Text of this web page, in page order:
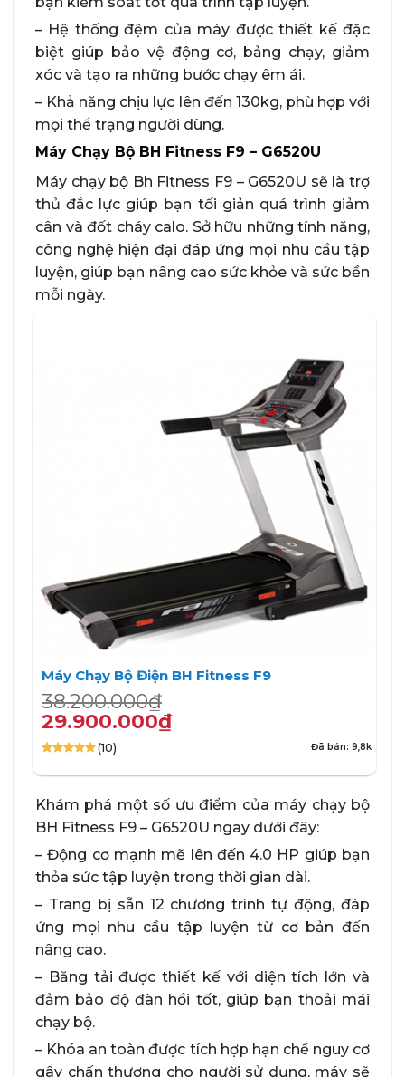
– Hệ thống đệm của máy được thiết kế đặc
biệt giúp bảo vệ động cơ, bảng chạy, giảm
xóc và tạo ra những bước chạy êm ái.
– Khả năng chịu lực lên đến 130kg, phù hợp với
mọi thể trạng người dùng.
Máy Chạy Bộ BH Fitness F9 – G6520U
Máy chạy bộ Bh Fitness F9 – G6520U sẽ là trợ
thủ đắc lực giúp bạn tối giản quá trình giảm
cân và đốt cháy calo. Sở hữu những tính năng,
công nghệ hiện đại đáp ứng mọi nhu cầu tập
luyện, giúp bạn nâng cao sức khỏe và sức bền
mỗi ngày.
Máy Chạy Bộ Điện BH Fitness F9
38.200.000₫
Giá
gốc
là:
38.200.000₫.
29.900.000₫
Giá
hiện
tại
là:
29.900.000₫.
dựa trên
(10) Đã bán: 9,8k
Khám phá một số ưu điểm của máy chạy bộ
BH Fitness F9 – G6520U ngay dưới đây:
– Động cơ mạnh mẽ lên đến 4.0 HP giúp bạn
thỏa sức tập luyện trong thời gian dài.
– Trang bị sẵn 12 chương trình tự động, đáp
ứng mọi nhu cầu tập luyện từ cơ bản đến
nâng cao.
– Băng tải được thiết kế với diện tích lớn và
đảm bảo độ đàn hồi tốt, giúp bạn thoải mái
chạy bộ.
– Khóa an toàn được tích hợp hạn chế nguy cơ
gây chấn thương cho người sử dụng, máy sẽ